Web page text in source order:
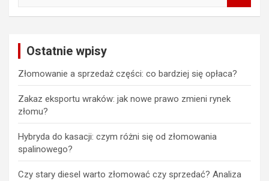
Ostatnie wpisy
Złomowanie a sprzedaż części: co bardziej się opłaca?
Zakaz eksportu wraków: jak nowe prawo zmieni rynek
złomu?
Hybryda do kasacji: czym różni się od złomowania
spalinowego?
Czy stary diesel warto złomować czy sprzedać? Analiza